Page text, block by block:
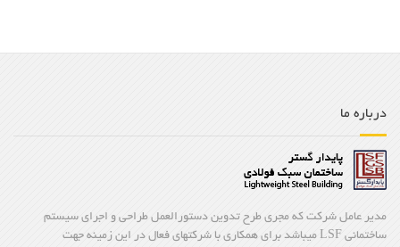
درباره ما
مدیر عامل شرکت که مجری طرح تدوین دستورالعمل طراحی و اجرای سیستم
ساختمانی LSF میباشد برای همکاری با شرکتهای فعال در این زمینه جهت